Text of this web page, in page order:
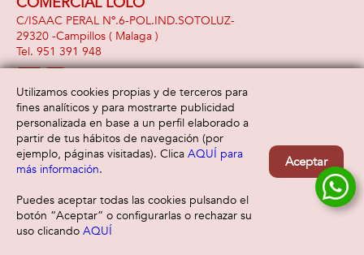
Filtrar
C/ISAAC PERAL Nº.6-POL.IND.SOTOLUZ-
29320 -Campillos ( Malaga )
951 391 948
Información
Aviso legal
Política de privacidad
Política de cookies
Atención al cliente
Envío y devolución
Utilizamos cookies propias y de terceros para
fines analíticos y para mostrarte publicidad
personalizada en base a un perfil elaborado a
partir de tus hábitos de navegación (por
ejemplo, páginas visitadas). Clica AQUÍ para
más información.
Puedes aceptar todas las cookies pulsando el
botón “Aceptar” o configurarlas o rechazar su
uso clicando AQUÍ
Aceptar